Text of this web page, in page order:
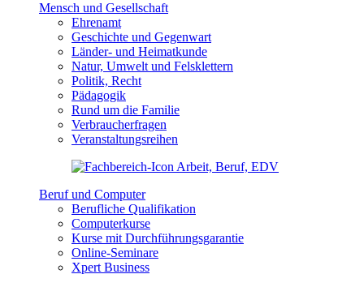
Mensch und Gesellschaft
Ehrenamt
Geschichte und Gegenwart
Länder- und Heimatkunde
Natur, Umwelt und Felsklettern
Politik, Recht
Pädagogik
Rund um die Familie
Verbraucherfragen
Veranstaltungsreihen
Beruf und Computer
Berufliche Qualifikation
Computerkurse
Kurse mit Durchführungsgarantie
Online-Seminare
Xpert Business